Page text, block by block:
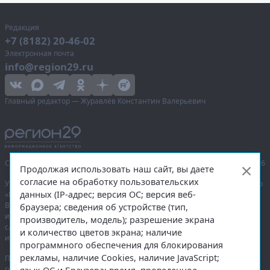
Редакция
+7 (8182) 20-46-02
Электронная почта
info@region29.ru
Главный редактор — Журавлёв Константин Валерьевич
Сетевое издание «Информационное агентство Регион 29»,
© 2016–2026
Учредитель — общество с ограниченной ответственностью «Агентство
«Правда Севера».
Выписка из реестра зарегистрированных средств массовой
информации: ЭЛ № ФС 77-74226 от 09.11.2018 выдано Федеральной
службой по надзору в сфере связи, информационных технологий
и массовых коммуникаций (Роскомнадзор).
При полном или частичном использовании любых материалов
Продолжая использовать наш сайт, вы даете
согласие на обработку пользовательских
данных (IP-адрес; версия ОС; версия веб-
браузера; сведения об устройстве (тип,
производитель, модель); разрешение экрана
и количество цветов экрана; наличие
программного обеспечения для блокирования
рекламы, наличие Cookies, наличие JavaScript;